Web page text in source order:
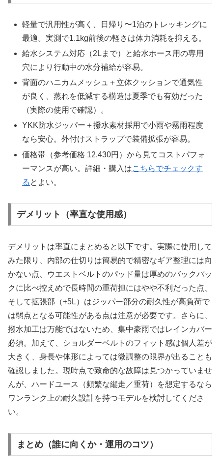
軽量で汎用性が高く、日帰り〜1泊のトレッキングに
最適。実測で1.1kg前後の軽さは体力消耗を抑える。
給水システム対応（2Lまで）と給水ホース用の専用
穴により行動中の水分補給が容易。
背面のハニカムメッシュ＋立体クッションで通気性
が良く、蒸れを低減する構造は夏季でも有効だった
（実際の使用で確認）。
YKK防水ジッパー＋撥水素材採用で小雨や霧雨程度
なら安心。外付けストラップで装備拡張が容易。
価格帯（参考価格 12,430円）から見てコストパフォ
ーマンスが高い。詳細・購入はこちらでチェックす
る とよい。
デメリット（率直な使用感）
デメリットは率直にまとめると以下です。実際に使用して
みた限り、内部の仕切りは簡易的で精密なギア整理には向
かない点、ウエストベルトのパッド量は厚めのバックパッ
クに比べ控えめで長時間の重荷担にはやや不利だった点、
そして拡張部（+5L）はジッパー部分の耐久性が高負荷で
は弱点となる可能性がある点は注意が必要です。さらに、
撥水加工は万能ではないため、集中豪雨ではレインカバー
必須。加えて、ショルダーベルトのフィット感は個人差が
大きく、身長や体形によっては微調整の限界が出ることも
確認しました。現時点で致命的な故障は見つかっていませ
んが、ハードユース（頻繁な縦走／重荷）を想定するなら
ワンランク上の耐久設計を持つモデルを検討してくださ
い。
まとめ（誰に向くか・運用のコツ）